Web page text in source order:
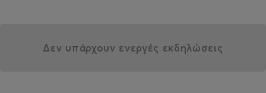
Δεν υπάρχουν ενεργές εκδηλώσεις